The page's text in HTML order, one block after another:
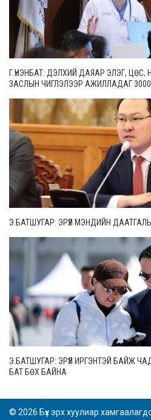
Г.ҮНЭНБАТ: ДЭЛХИЙ ДАЯАР ЭЛЭГ,
ЗАСЛЫН ЧИГЛЭЛЭЭР АЖИЛЛАДАГ
Э.БАТШУГАР: ЭРҮҮЛ МЭНДИЙН
Э.БАТШУГАР: ЭРҮҮЛ ИРГЭНТЭЙ БАЙЖ
БАТ БӨХ БАЙНА
© 2026 Бүх эрх хуулиар